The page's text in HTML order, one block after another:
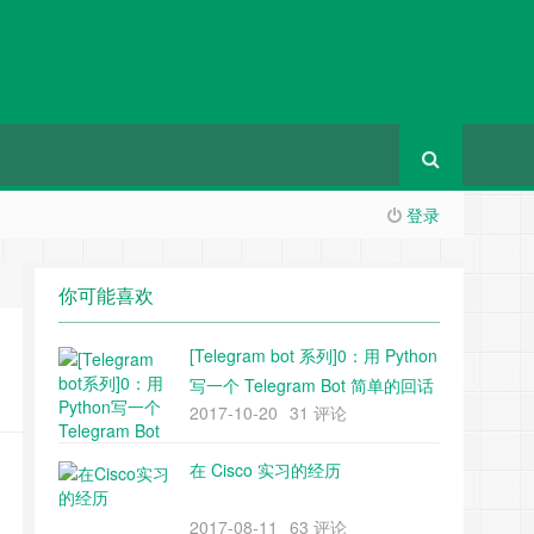
登录
你可能喜欢
[Telegram bot 系列]0：用 Python
写一个 Telegram Bot 简单的回话
bot
2017-10-20 31 评论
在 Cisco 实习的经历
2017-08-11 63 评论